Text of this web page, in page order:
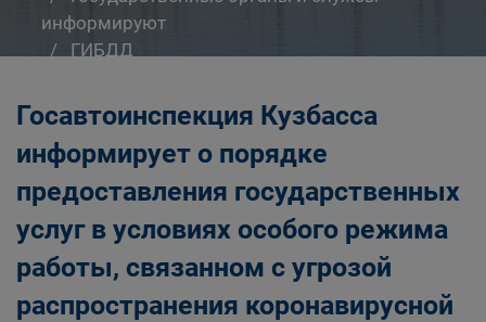
информируют
ГИБДД
Госавтоинспекция Кузбасса
информирует о порядке
предоставления государственных
услуг в условиях особого режима
работы, связанном с угрозой
распространения коронавирусной